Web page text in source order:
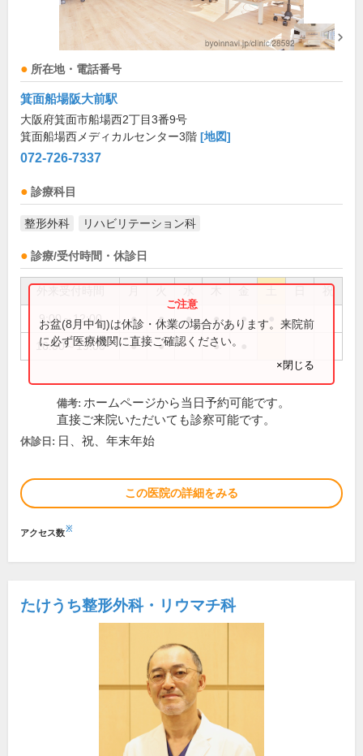
所在地・電話番号
箕面船場阪大前駅
大阪府箕面市船場西2丁目3番9号
箕面船場西メディカルセンター3階 [地図]
072-726-7337
診療科目
整形外科 リハビリテーション科
診療/受付時間・休診日
祝
9:00～12:00 ● ● ● ● ●
16:00～19:00 ● ● ●
お盆(8月中旬)は休診・休業の場合があります。来院前
に必ず医療機関に直接ご確認ください。
×閉じる
備考: ホームページから当日予約可能です。
直接ご来院いただいても診察可能です。
休診日: 日、祝、年末年始
この医院の詳細をみる
アクセス数※
たけうち整形外科・リウマチ科